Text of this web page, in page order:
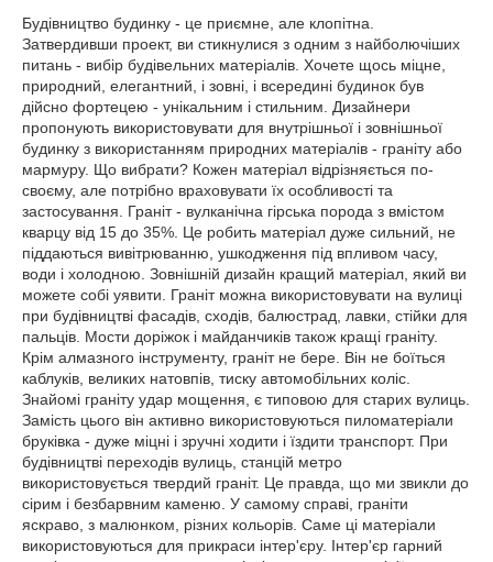
Будівництво будинку - це приємне, але клопітна.
Затвердивши проект, ви стикнулися з одним з найболючіших
питань - вибір будівельних матеріалів. Хочете щось міцне,
природний, елегантний, і зовні, і всередині будинок був
дійсно фортецею - унікальним і стильним. Дизайнери
пропонують використовувати для внутрішньої і зовнішньої
будинку з використанням природних матеріалів - граніту або
мармуру. Що вибрати? Кожен матеріал відрізняється по-
своєму, але потрібно враховувати їх особливості та
застосування. Граніт - вулканічна гірська порода з вмістом
кварцу від 15 до 35%. Це робить матеріал дуже сильний, не
піддаються вивітрюванню, ушкодження під впливом часу,
води і холодною. Зовнішній дизайн кращий матеріал, який ви
можете собі уявити. Граніт можна використовувати на вулиці
при будівництві фасадів, сходів, балюстрад, лавки, стійки для
пальців. Мости доріжок і майданчиків також кращі граніту.
Крім алмазного інструменту, граніт не бере. Він не боїться
каблуків, великих натовпів, тиску автомобільних коліс.
Знайомі граніту удар мощення, є типовою для старих вулиць.
Замість цього він активно використовуються пиломатеріали
бруківка - дуже міцні і зручні ходити і їздити транспорт. При
будівництві переходів вулиць, станцій метро
використовується твердий граніт. Це правда, що ми звикли до
сірим і безбарвним каменю. У самому справі, граніти
яскраво, з малюнком, різних кольорів. Саме ці матеріали
використовуються для прикраси інтер'єру. Інтер'єр гарний